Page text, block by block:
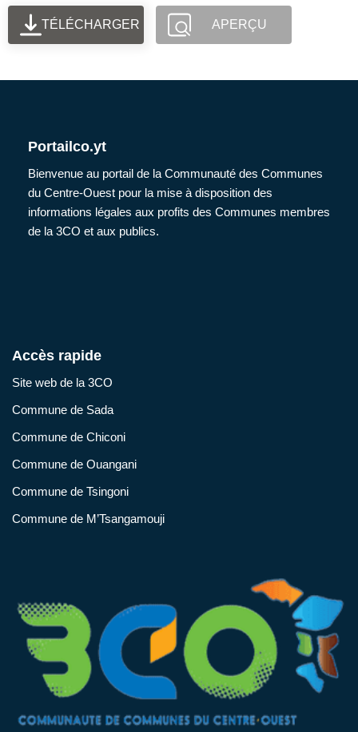
TÉLÉCHARGER APERÇU
Portailco.yt
Bienvenue au portail de la Communauté des Communes
du Centre-Ouest pour la mise à disposition des
informations légales aux profits des Communes membres
de la 3CO et aux publics.
Accès rapide
Site web de la 3CO
Commune de Sada
Commune de Chiconi
Commune de Ouangani
Commune de Tsingoni
Commune de M’Tsangamouji